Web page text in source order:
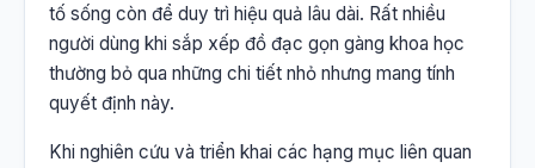
tố sống còn để duy trì hiệu quả lâu dài. Rất nhiều
người dùng khi sắp xếp đồ đạc gọn gàng khoa học
thường bỏ qua những chi tiết nhỏ nhưng mang tính
quyết định này.
Khi nghiên cứu và triển khai các hạng mục liên quan